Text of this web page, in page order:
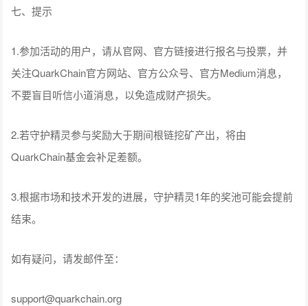
七、提示
1.参加活动的用户，请从官网、官方链接进行报名与投票，并
关注QuarkChain官方网站、官方公众号、官方Medium消息，
不要盲目听信小道消息，以免造成财产损失。
2.若守护精灵参与奖励大于期间根链挖矿产出，将由
QuarkChain基金会补足差额。
3.根据市场和技术开发的进展，守护精灵1年的奖池可能会提前
结束。
如有疑问，请发邮件至：
support@quarkchain.org